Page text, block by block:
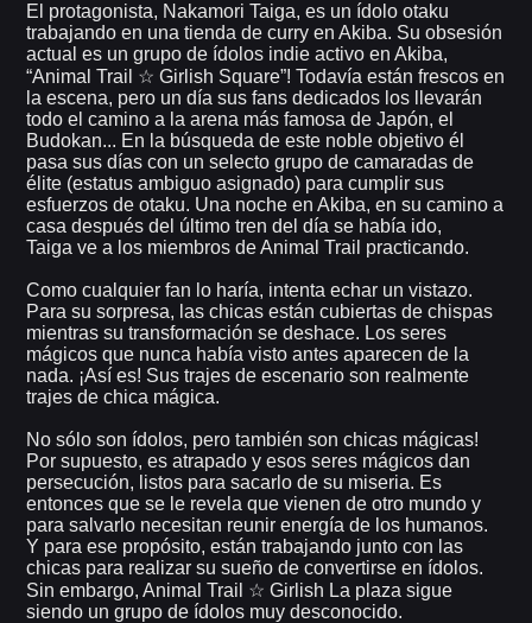
El protagonista, Nakamori Taiga, es un ídolo otaku
trabajando en una tienda de curry en Akiba. Su obsesión
actual es un grupo de ídolos indie activo en Akiba,
“Animal Trail ☆ Girlish Square”! Todavía están frescos en
la escena, pero un día sus fans dedicados los llevarán
todo el camino a la arena más famosa de Japón, el
Budokan... En la búsqueda de este noble objetivo él
pasa sus días con un selecto grupo de camaradas de
élite (estatus ambiguo asignado) para cumplir sus
esfuerzos de otaku. Una noche en Akiba, en su camino a
casa después del último tren del día se había ido,
Taiga ve a los miembros de Animal Trail practicando.
Como cualquier fan lo haría, intenta echar un vistazo.
Para su sorpresa, las chicas están cubiertas de chispas
mientras su transformación se deshace. Los seres
mágicos que nunca había visto antes aparecen de la
nada. ¡Así es! Sus trajes de escenario son realmente
trajes de chica mágica.
No sólo son ídolos, pero también son chicas mágicas!
Por supuesto, es atrapado y esos seres mágicos dan
persecución, listos para sacarlo de su miseria. Es
entonces que se le revela que vienen de otro mundo y
para salvarlo necesitan reunir energía de los humanos.
Y para ese propósito, están trabajando junto con las
chicas para realizar su sueño de convertirse en ídolos.
Sin embargo, Animal Trail ☆ Girlish La plaza sigue
siendo un grupo de ídolos muy desconocido.